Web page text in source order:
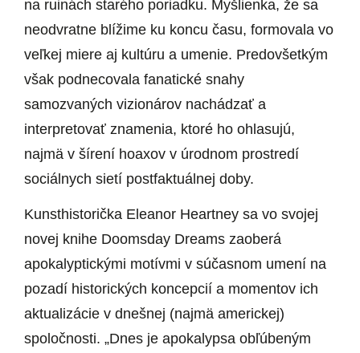
na ruinách starého poriadku. Myšlienka, že sa
neodvratne blížime ku koncu času, formovala vo
veľkej miere aj kultúru a umenie. Predovšetkým
však podnecovala fanatické snahy
samozvaných vizionárov nachádzať a
interpretovať znamenia, ktoré ho ohlasujú,
najmä v šírení hoaxov v úrodnom prostredí
sociálnych sietí postfaktuálnej doby.
Kunsthistorička Eleanor Heartney sa vo svojej
novej knihe Doomsday Dreams zaoberá
apokalyptickými motívmi v súčasnom umení na
pozadí historických koncepcií a momentov ich
aktualizácie v dnešnej (najmä americkej)
spoločnosti. „Dnes je apokalypsa obľúbeným